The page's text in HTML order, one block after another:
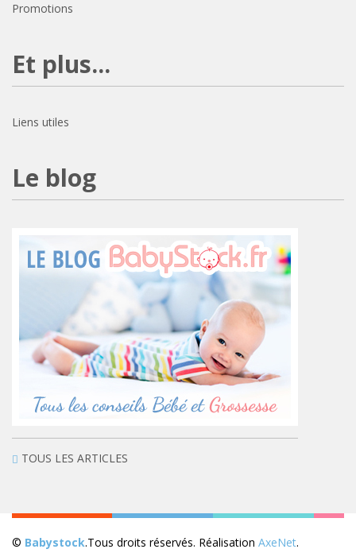
Promotions
Et plus...
Liens utiles
Le blog
TOUS LES ARTICLES
© Babystock.Tous droits réservés. Réalisation AxeNet.